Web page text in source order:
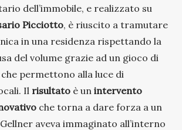
dell’immobile, e realizzato su
Picciotto, è riuscito a tramutare
in una residenza rispettando la
del volume grazie ad un gioco di
permettono alla luce di
Il risultato è un intervento
che torna a dare forza a un
aveva immaginato all’interno